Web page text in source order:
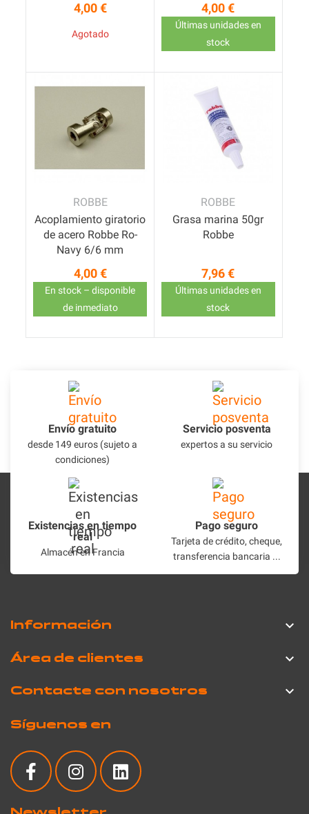
Precio
4,00 €
Agotado
Precio
4,00 €
Últimas unidades en
stock
ROBBE
Acoplamiento giratorio
de acero Robbe Ro-
Navy 6/6 mm
Precio
4,00 €
En stock – disponible
de inmediato
ROBBE
Grasa marina 50gr
Robbe
Precio
7,96 €
Últimas unidades en
stock
Envío gratuito
desde 149 euros (sujeto a
condiciones)
Servicio posventa
expertos a su servicio
Existencias en tiempo
real
Almacén en Francia
Pago seguro
Tarjeta de crédito, cheque,
transferencia bancaria ...
Información 
Área de clientes 
Síguenos en
Contacte con nosotros 